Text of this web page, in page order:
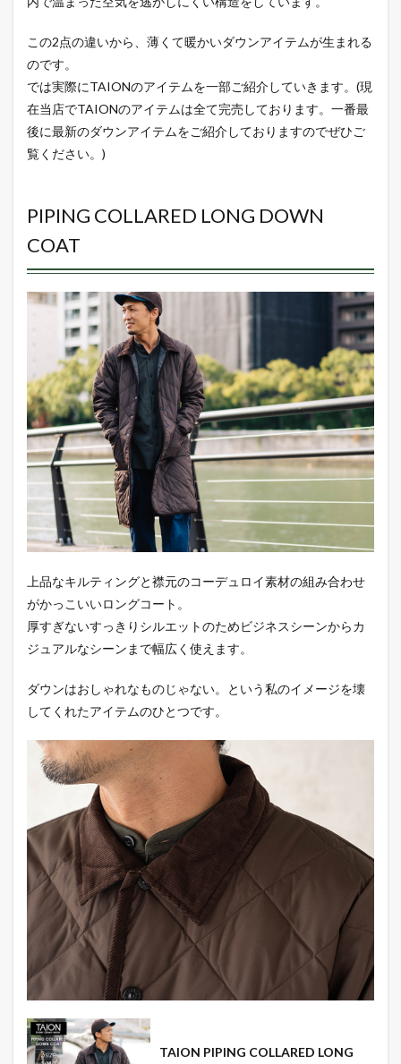
この2点の違いから、薄くて暖かいダウンアイテムが生まれる
のです。
では実際にTAIONのアイテムを一部ご紹介していきます。(現
在当店でTAIONのアイテムは全て完売しております。一番最
後に最新のダウンアイテムをご紹介しておりますのでぜひご
覧ください。)
PIPING COLLARED LONG DOWN
COAT
上品なキルティングと襟元のコーデュロイ素材の組み合わせ
がかっこいいロングコート。
厚すぎないすっきりシルエットのためビジネスシーンからカ
ジュアルなシーンまで幅広く使えます。
ダウンはおしゃれなものじゃない。という私のイメージを壊
してくれたアイテムのひとつです。
TAION PIPING COLLARED LONG